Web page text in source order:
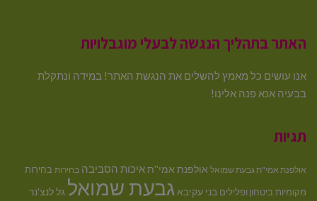
האתר בתהליך הנגשה לבעלי מוגבלויות
אנו עושים כל מאמץ להשלים את הנגשת האתר! במידה ונתקלת
בבעיה אנא פנה אלינו!
תגיות
אולפנת אמי"ת גבעת שמואל אולפנת אמי''תאיכות הסביבה בחירות בחירות
מקומיותביטחון ופלילים בני עקיבא גבעת שמואל גל לנצ'נר